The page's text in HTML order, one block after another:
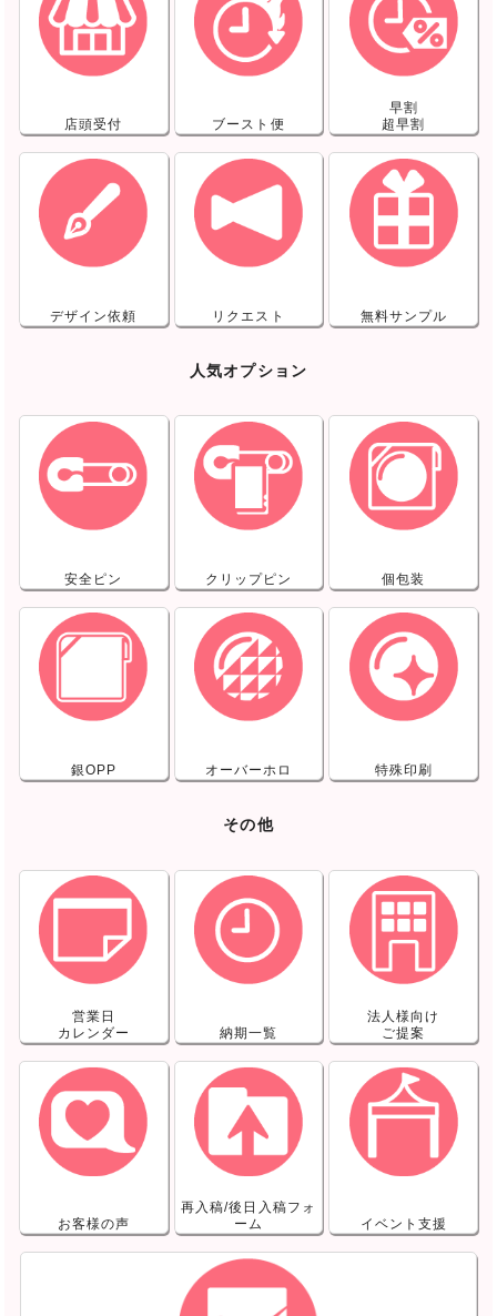
店頭受付 ブースト便
早割
超早割
デザイン依頼 リクエスト 無料サンプル
人気オプション
安全ピン クリップピン 個包装
銀OPP オーバーホロ 特殊印刷
その他
営業日
カレンダー
納期一覧
法人様向け
ご提案
お客様の声
再入稿/後日入稿フォ
ーム
イベント支援